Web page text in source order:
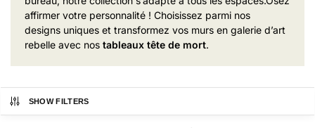
affirmer votre personnalité ! Choisissez parmi nos
designs uniques et transformez vos murs en galerie d’art
rebelle avec nos tableaux tête de mort.
SHOW FILTERS